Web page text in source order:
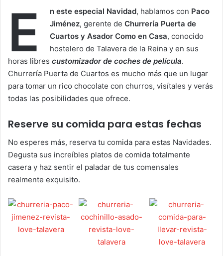
E n este especial Navidad, hablamos con Paco
Jiménez, gerente de Churrería Puerta de
Cuartos y Asador Como en Casa, conocido
hostelero de Talavera de la Reina y en sus
horas libres customizador de coches de película.
Churrería Puerta de Cuartos es mucho más que un lugar
para tomar un rico chocolate con churros, visítales y verás
todas las posibilidades que ofrece.
Reserve su comida para estas fechas
No esperes más, reserva tu comida para estas Navidades.
Degusta sus increíbles platos de comida totalmente
casera y haz sentir el paladar de tus comensales
realmente exquisito.